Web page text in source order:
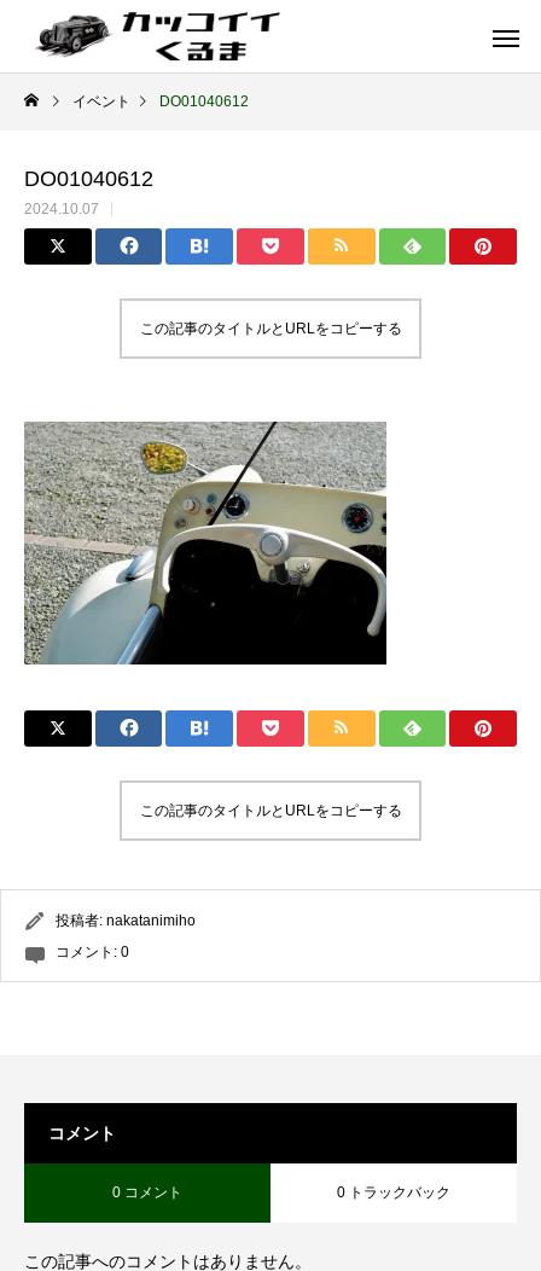
イギリス車
ENGLAND
ドイツ車
GERMANY
イベント DO01040612
DO01040612
2024.10.07
この記事のタイトルとURLをコピーする
この記事のタイトルとURLをコピーする
投稿者: nakatanimiho
コメント: 0
コメント
0 コメント 0 トラックバック
この記事へのコメントはありません。